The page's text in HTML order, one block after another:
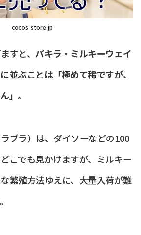
cocos-store.jp
すと、 パキラ・ミルキーウェイ
並ぶことは「極めて稀ですが、
」 。
ブラ）は、ダイソーなどの100
こでも見かけますが、ミルキー
繁殖方法ゆえに、大量入荷が難